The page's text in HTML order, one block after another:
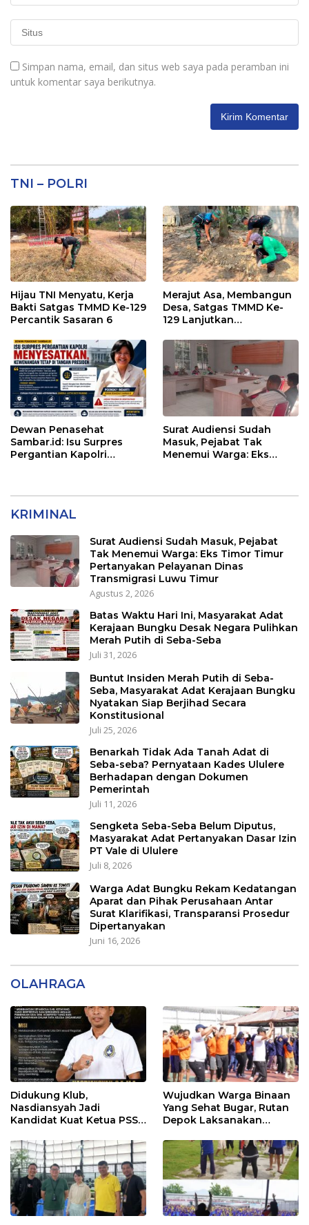
Simpan nama, email, dan situs web saya pada peramban ini
untuk komentar saya berikutnya.
TNI – POLRI
Hijau TNI Menyatu, Kerja
Bakti Satgas TMMD Ke-129
Percantik Sasaran 6
Merajut Asa, Membangun
Desa, Satgas TMMD Ke-
129 Lanjutkan
Dewan Penasehat
Sambar.id: Isu Surpres
Pergantian Kapolri
Surat Audiensi Sudah
Masuk, Pejabat Tak
Menemui Warga: Eks
KRIMINAL
Surat Audiensi Sudah Masuk, Pejabat
Tak Menemui Warga: Eks Timor Timur
Pertanyakan Pelayanan Dinas
Transmigrasi Luwu Timur
Agustus 2, 2026
Batas Waktu Hari Ini, Masyarakat Adat
Kerajaan Bungku Desak Negara Pulihkan
Merah Putih di Seba-Seba
Juli 31, 2026
Buntut Insiden Merah Putih di Seba-
Seba, Masyarakat Adat Kerajaan Bungku
Nyatakan Siap Berjihad Secara
Konstitusional
Juli 25, 2026
Benarkah Tidak Ada Tanah Adat di
Seba-seba? Pernyataan Kades Ululere
Berhadapan dengan Dokumen
Pemerintah
Juli 11, 2026
Sengketa Seba-Seba Belum Diputus,
Masyarakat Adat Pertanyakan Dasar Izin
PT Vale di Ululere
Juli 8, 2026
Warga Adat Bungku Rekam Kedatangan
Aparat dan Pihak Perusahaan Antar
Surat Klarifikasi, Transparansi Prosedur
Dipertanyakan
Juni 16, 2026
OLAHRAGA
Didukung Klub,
Nasdiansyah Jadi
Kandidat Kuat Ketua PSSI
Wujudkan Warga Binaan
Yang Sehat Bugar, Rutan
Depok Laksanakan